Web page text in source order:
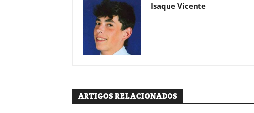
Isaque Vicente
ARTIGOS RELACIONADOS